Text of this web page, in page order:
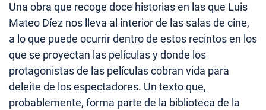
Una obra que recoge doce historias en las que Luis
Mateo Díez nos lleva al interior de las salas de cine,
a lo que puede ocurrir dentro de estos recintos en los
que se proyectan las películas y donde los
protagonistas de las películas cobran vida para
deleite de los espectadores. Un texto que,
probablemente, forma parte de la biblioteca de la